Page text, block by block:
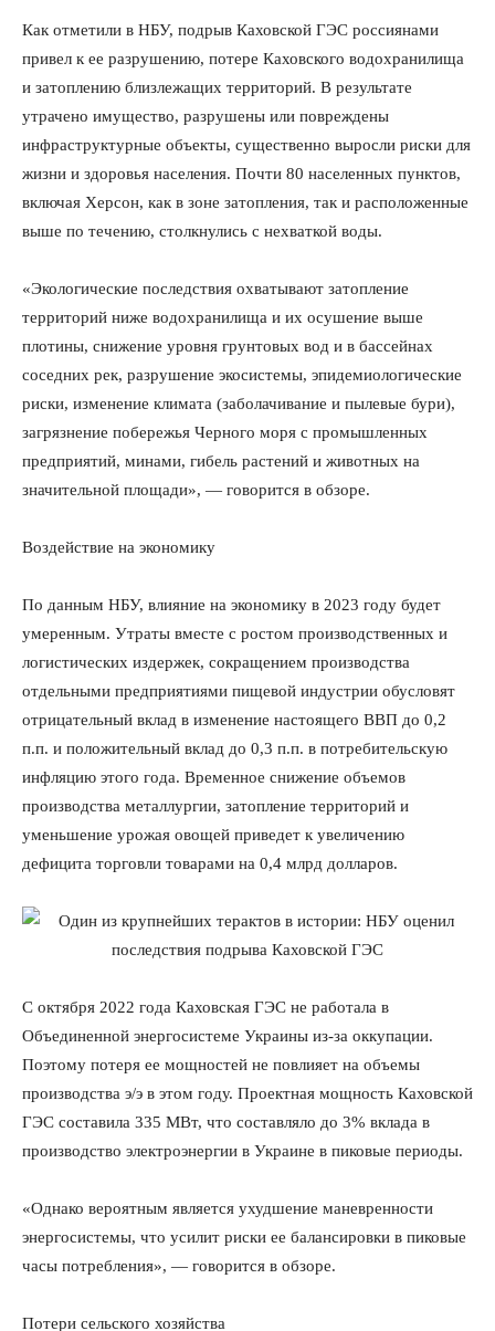
Как отметили в НБУ, подрыв Каховской ГЭС россиянами
привел к ее разрушению, потере Каховского водохранилища
и затоплению близлежащих территорий. В результате
утрачено имущество, разрушены или повреждены
инфраструктурные объекты, существенно выросли риски для
жизни и здоровья населения. Почти 80 населенных пунктов,
включая Херсон, как в зоне затопления, так и расположенные
выше по течению, столкнулись с нехваткой воды.
«Экологические последствия охватывают затопление
территорий ниже водохранилища и их осушение выше
плотины, снижение уровня грунтовых вод и в бассейнах
соседних рек, разрушение экосистемы, эпидемиологические
риски, изменение климата (заболачивание и пылевые бури),
загрязнение побережья Черного моря с промышленных
предприятий, минами, гибель растений и животных на
значительной площади», — говорится в обзоре.
Воздействие на экономику
По данным НБУ, влияние на экономику в 2023 году будет
умеренным. Утраты вместе с ростом производственных и
логистических издержек, сокращением производства
отдельными предприятиями пищевой индустрии обусловят
отрицательный вклад в изменение настоящего ВВП до 0,2
п.п. и положительный вклад до 0,3 п.п. в потребительскую
инфляцию этого года. Временное снижение объемов
производства металлургии, затопление территорий и
уменьшение урожая овощей приведет к увеличению
дефицита торговли товарами на 0,4 млрд долларов.
С октября 2022 года Каховская ГЭС не работала в
Объединенной энергосистеме Украины из-за оккупации.
Поэтому потеря ее мощностей не повлияет на объемы
производства э/э в этом году. Проектная мощность Каховской
ГЭС составила 335 МВт, что составляло до 3% вклада в
производство электроэнергии в Украине в пиковые периоды.
«Однако вероятным является ухудшение маневренности
энергосистемы, что усилит риски ее балансировки в пиковые
часы потребления», — говорится в обзоре.
Потери сельского хозяйства